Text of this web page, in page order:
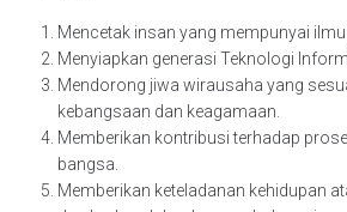
Mencetak insan yang mempunyai
Menyiapkan generasi Teknologi
Mendorong jiwa wirausaha yang
kebangsaan dan keagamaan.
Memberikan kontribusi terhadap
bangsa.
Memberikan keteladanan kehidupan